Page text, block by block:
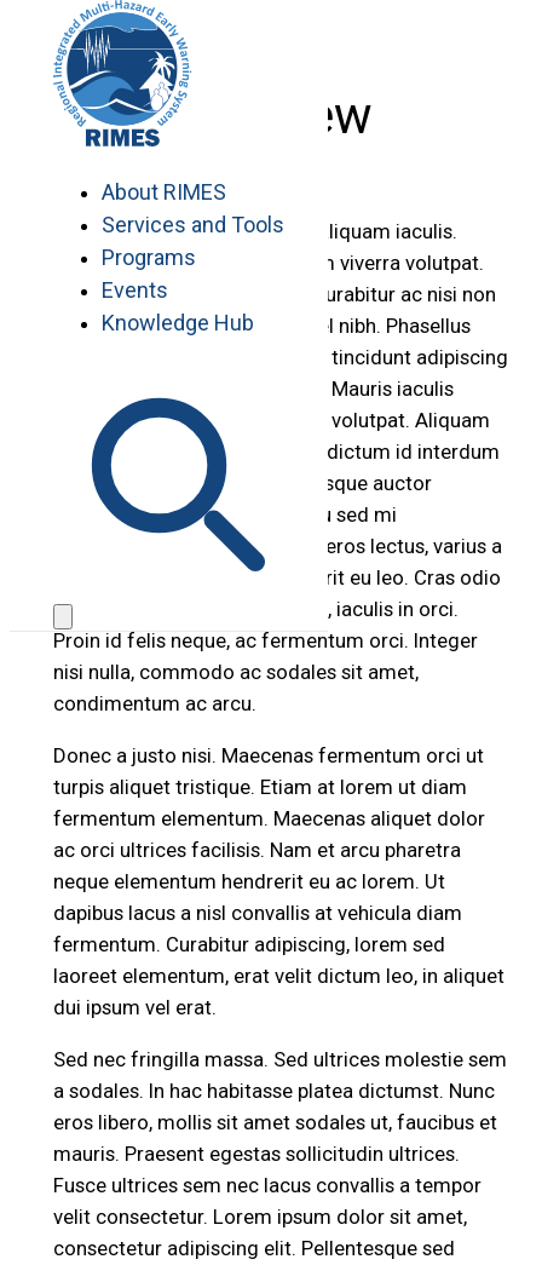
content
About RIMES
Services and Tools
Programs
Events
Knowledge Hub
P2 View
Vestibulum quis felis ut enim aliquam iaculis.
Nullam pharetra tortor at quam viverra volutpat.
Phasellus vel faucibus dolor. Curabitur ac nisi non
metus dignissim dapibus eu vel nibh. Phasellus
semper dictum dapibus. Etiam tincidunt adipiscing
ipsum. Praesent in urna ipsum. Mauris iaculis
suscipit volutpat. Aliquam erat volutpat. Aliquam
vestibulum lectus vitae sapien dictum id interdum
nunc suscipit. Aenean pellentesque auctor
porttitor. Phasellus auctor arcu sed mi
pellentesque sodales. Aenean eros lectus, varius a
consectetur imperdiet, hendrerit eu leo. Cras odio
libero, cursus ac pharetra vitae, iaculis in orci.
Proin id felis neque, ac fermentum orci. Integer
nisi nulla, commodo ac sodales sit amet,
condimentum ac arcu.
Donec a justo nisi. Maecenas fermentum orci ut
turpis aliquet tristique. Etiam at lorem ut diam
fermentum elementum. Maecenas aliquet dolor
ac orci ultrices facilisis. Nam et arcu pharetra
neque elementum hendrerit eu ac lorem. Ut
dapibus lacus a nisl convallis at vehicula diam
fermentum. Curabitur adipiscing, lorem sed
laoreet elementum, erat velit dictum leo, in aliquet
dui ipsum vel erat.
Sed nec fringilla massa. Sed ultrices molestie sem
a sodales. In hac habitasse platea dictumst. Nunc
eros libero, mollis sit amet sodales ut, faucibus et
mauris. Praesent egestas sollicitudin ultrices.
Fusce ultrices sem nec lacus convallis a tempor
velit consectetur. Lorem ipsum dolor sit amet,
consectetur adipiscing elit. Pellentesque sed